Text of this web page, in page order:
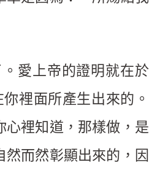
愛上帝的證明就在於
裡面所產生出來的。
心裡知道，那樣做，是
然而然彰顯出來的，因